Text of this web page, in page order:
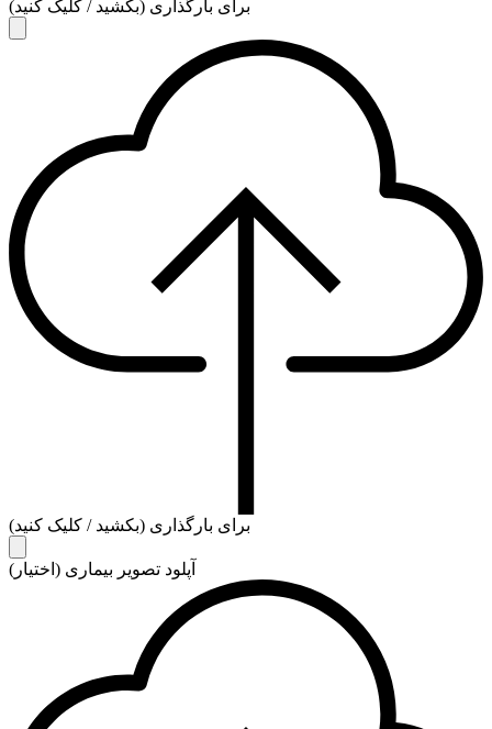
برای بارگذاری (بکشید / کلیک کنید)
برای بارگذاری (بکشید / کلیک کنید)
آپلود تصویر بیماری (اختیار)